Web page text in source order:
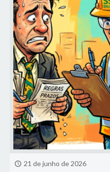
21 de junho de 2026